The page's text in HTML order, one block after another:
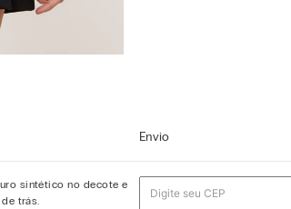
sintético no decote e
trás.
Envio